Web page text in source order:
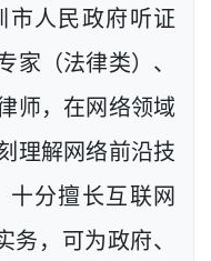
市人民政府听证
家（法律类）、
师，在网络领域
理解网络前沿技
分擅长互联网
，可为政府、